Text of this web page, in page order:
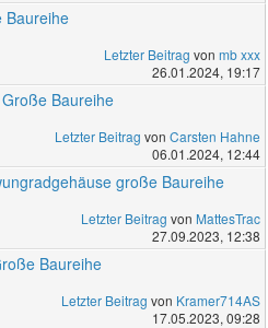
Baureihe
Letzter Beitrag von mb xxx
26.01.2024, 19:17
Baureihe
Letzter Beitrag von Carsten Hahne
06.01.2024, 12:44
große Baureihe
Letzter Beitrag von MattesTrac
27.09.2023, 12:38
Baureihe
Letzter Beitrag von Kramer714AS
17.05.2023, 09:28